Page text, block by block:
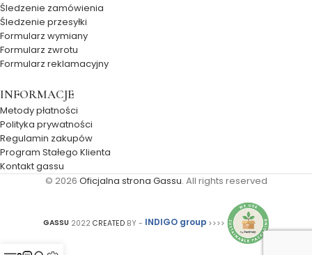
Śledzenie zamówienia
Śledzenie przesyłki
Formularz wymiany
Formularz zwrotu
Formularz reklamacyjny
INFORMACJE
Metody płatności
Polityka prywatności
Regulamin zakupów
Program Stałego Klienta
Kontakt gassu
© 2026 Oficjalna strona Gassu. All rights reserved
GASSU 2022 CREATED BY - INDIGO group >>>>